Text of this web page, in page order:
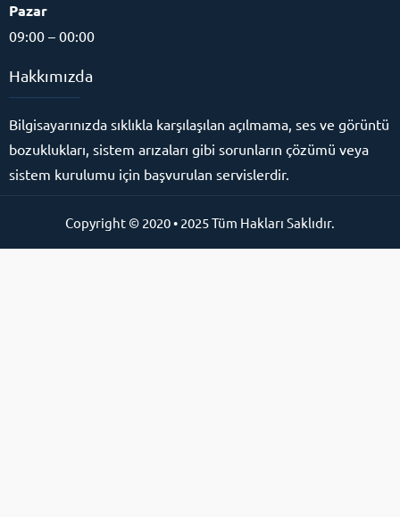
Pazar
09:00 – 00:00
Hakkımızda
Bilgisayarınızda sıklıkla karşılaşılan açılmama, ses ve görüntü
bozuklukları, sistem arızaları gibi sorunların çözümü veya
sistem kurulumu için başvurulan servislerdir.
Copyright © 2020 • 2025 Tüm Hakları Saklıdır.